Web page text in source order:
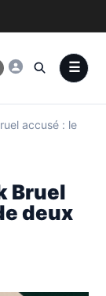
accusé : le
Bruel
deux